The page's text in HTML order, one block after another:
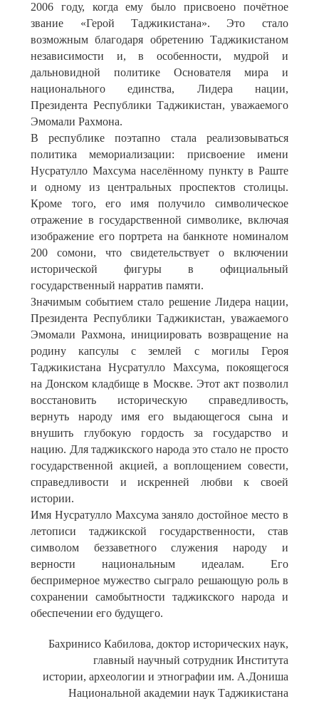
2006 году, когда ему было присвоено почётное
звание «Герой Таджикистана». Это стало
возможным благодаря обретению Таджикистаном
независимости и, в особенности, мудрой и
дальновидной политике Основателя мира и
национального единства, Лидера нации,
Президента Республики Таджикистан, уважаемого
Эмомали Рахмона.
В республике поэтапно стала реализовываться
политика мемориализации: присвоение имени
Нусратулло Махсума населённому пункту в Раште
и одному из центральных проспектов столицы.
Кроме того, его имя получило символическое
отражение в государственной символике, включая
изображение его портрета на банкноте номиналом
200 сомони, что свидетельствует о включении
исторической фигуры в официальный
государственный нарратив памяти.
Значимым событием стало решение Лидера нации,
Президента Республики Таджикистан, уважаемого
Эмомали Рахмона, инициировать возвращение на
родину капсулы с землей с могилы Героя
Таджикистана Нусратулло Махсума, покоящегося
на Донском кладбище в Москве. Этот акт позволил
восстановить историческую справедливость,
вернуть народу имя его выдающегося сына и
внушить глубокую гордость за государство и
нацию. Для таджикского народа это стало не просто
государственной акцией, а воплощением совести,
справедливости и искренней любви к своей
истории.
Имя Нусратулло Махсума заняло достойное место в
летописи таджикской государственности, став
символом беззаветного служения народу и
верности национальным идеалам. Его
беспримерное мужество сыграло решающую роль в
сохранении самобытности таджикского народа и
обеспечении его будущего.
Бахринисо Кабилова, доктор исторических наук,
главный научный сотрудник Института
истории, археологии и этнографии им. А.Дониша
Национальной академии наук Таджикистана